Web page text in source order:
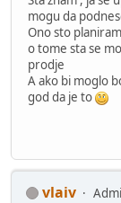
mogu da
Ono sto
o tome sta se
prodje
A ako bi moglo
god da je to
vlaiv